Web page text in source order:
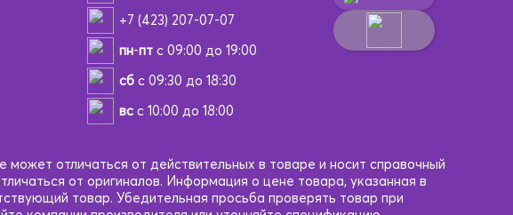
+7 (423) 207-07-07
пн-птс 09:00 до 19:00
сбс 09:30 до 18:30
всс 10:00 до 18:00
отличаться от действительных в товаре и носит справочный
от оригиналов. Информация о цене товара, указанная в
товар. Убедительная просьба проверять товар при